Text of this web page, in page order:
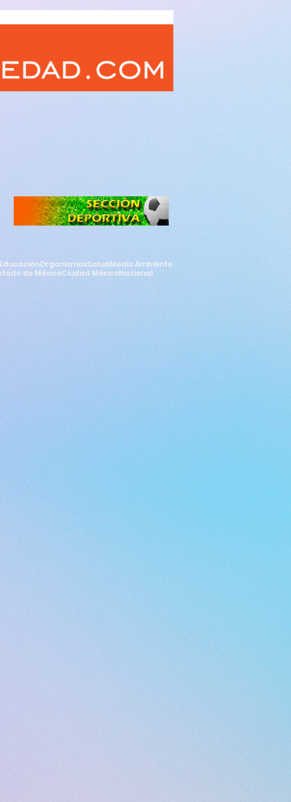
EducaciónOrganismosSaludMedio Ambiente
de MéxicoCiudad MéxicoNacional